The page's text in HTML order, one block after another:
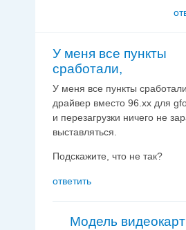
У меня все пункты
сработали,
У меня все пункты
драйвер вместо 96.хх для
и перезагрузки ничего не
выставляться.
Подскажите, что не так?
ответить
Модель